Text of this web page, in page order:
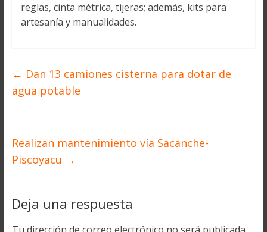
reglas, cinta métrica, tijeras; además, kits para
artesanía y manualidades.
← Dan 13 camiones cisterna para dotar de
agua potable
Realizan mantenimiento vía Sacanche-
Piscoyacu →
Deja una respuesta